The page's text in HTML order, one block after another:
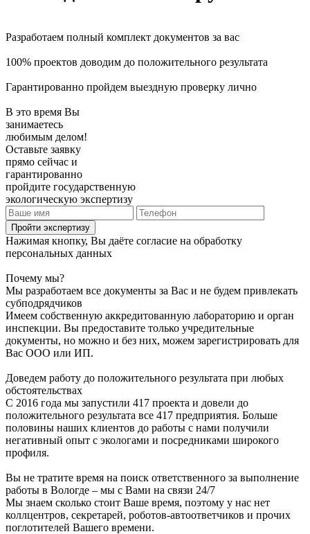
Разработаем полный комплект документов за вас
100% проектов доводим до положительного результата
Гарантированно пройдем выездную проверку лично
В это время Вы
занимаетесь
любимым делом!
Оставьте заявку
прямо сейчас и
гарантированно
пройдите государственную
экологическую экспертизу
Пройти экспертизу
Нажимая кнопку, Вы даёте согласие на обработку
персональных данных
Почему мы?
Мы разработаем все документы за Вас и не будем привлекать
субподрядчиков
Имеем собственную аккредитованную лабораторию и орган
инспекции. Вы предоставите только учредительные
документы, но можно и без них, можем зарегистрировать для
Вас ООО или ИП.
Доведем работу до положительного результата при любых
обстоятельствах
С 2016 года мы запустили 417 проекта и довели до
положительного результата все 417 предприятия. Больше
половины наших клиентов до работы с нами получили
негативный опыт с экологами и посредниками широкого
профиля.
Вы не тратите время на поиск ответственного за выполнение
работы в Вологде – мы с Вами на связи 24/7
Мы знаем сколько стоит Ваше время, поэтому у нас нет
коллцентров, секретарей, роботов-автоответчиков и прочих
поглотителей Вашего времени.